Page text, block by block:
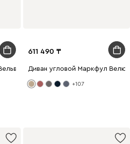
Светло-серый
611 490
Диван угловой Маркфул
+107